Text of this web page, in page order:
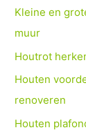
Kleine en
muur
Houtrot
Houten
renoveren
Houten